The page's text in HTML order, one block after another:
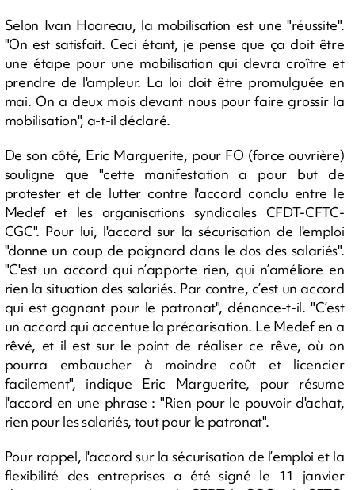
Selon Ivan Hoareau, la mobilisation est une "réussite".
"On est satisfait. Ceci étant, je pense que ça doit être
une étape pour une mobilisation qui devra croître et
prendre de l'ampleur. La loi doit être promulguée en
mai. On a deux mois devant nous pour faire grossir la
mobilisation", a-t-il déclaré.
De son côté, Eric Marguerite, pour FO (force ouvrière)
souligne que "cette manifestation a pour but de
protester et de lutter contre l'accord conclu entre le
Medef et les organisations syndicales CFDT-CFTC-
CGC". Pour lui, l'accord sur la sécurisation de l'emploi
"donne un coup de poignard dans le dos des salariés".
"C'est un accord qui n’apporte rien, qui n’améliore en
rien la situation des salariés. Par contre, c’est un accord
qui est gagnant pour le patronat", dénonce-t-il. "C’est
un accord qui accentue la précarisation. Le Medef en a
rêvé, et il est sur le point de réaliser ce rêve, où on
pourra embaucher à moindre coût et licencier
facilement", indique Eric Marguerite, pour résume
l'accord en une phrase : "Rien pour le pouvoir d'achat,
rien pour les salariés, tout pour le patronat".
Pour rappel, l'accord sur la sécurisation de l’emploi et la
flexibilité des entreprises a été signé le 11 janvier